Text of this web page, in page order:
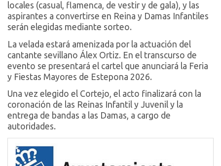
locales (casual, flamenca, de vestir y de gala), y las
aspirantes a convertirse en Reina y Damas Infantiles
serán elegidas mediante sorteo.
La velada estará amenizada por la actuación del
cantante sevillano Álex Ortiz. En el transcurso de
evento se presentará el cartel que anunciará la Feria
y Fiestas Mayores de Estepona 2026.
Una vez elegido el Cortejo, el acto finalizará con la
coronación de las Reinas Infantil y Juvenil y la
entrega de bandas a las Damas, a cargo de
autoridades.